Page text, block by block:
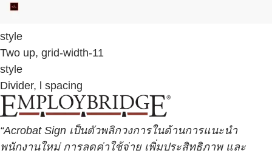
style
Two up, grid-width-11
style
Divider, l spacing
“Acrobat Sign เป็นตัวพลิกวงการในด้านการแนะนำ
พนักงานใหม่ การลดค่าใช้จ่าย เพิ่มประสิทธิภาพ และ